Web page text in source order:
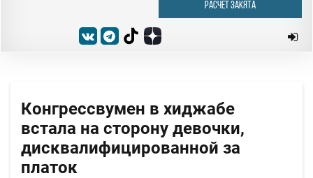
РАСЧЁТ ЗАКЯТА
Конгрессвумен в хиджабе
встала на сторону девочки,
дисквалифицированной за
платок